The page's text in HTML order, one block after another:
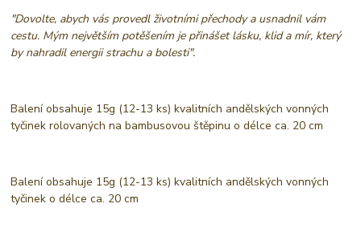
"Dovolte, abych vás provedl životními přechody a usnadnil vám
cestu. Mým největším potěšením je přinášet lásku, klid a mír, který
by nahradil energii strachu a bolesti".
Balení obsahuje 15g (12-13 ks) kvalitních andělských vonných
tyčinek rolovaných na bambusovou štěpinu o délce ca. 20 cm
Balení obsahuje 15g (12-13 ks) kvalitních andělských vonných
tyčinek o délce ca. 20 cm